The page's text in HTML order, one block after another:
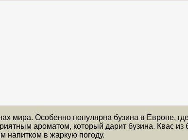
мира. Особенно популярна бузина в Европе,
ароматом, который дарит бузина. Квас
напитком в жаркую погоду.